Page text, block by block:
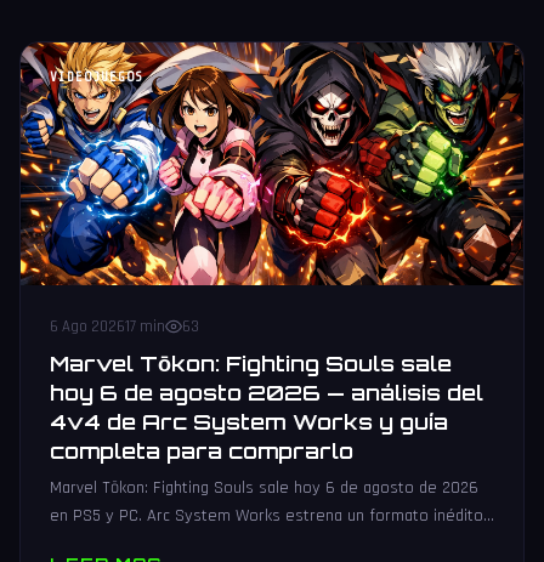
VIDEOJUEGOS
6 Ago 202617 min 63
Marvel Tōkon: Fighting Souls sale
hoy 6 de agosto 2026 — análisis del
4v4 de Arc System Works y guía
completa para comprarlo
Marvel Tōkon: Fighting Souls sale hoy 6 de agosto de 2026
en PS5 y PC. Arc System Works estrena un formato inédito